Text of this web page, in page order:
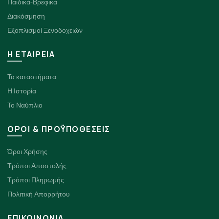
Παιδικά-Βρεφικά
Διακόσμηση
Εξοπλισμοί Ξενοδοχειών
H ΕΤΑΙΡΕΙΑ
Τα καταστήματα
Η Ιστορία
Το Ναύπλιο
ΟΡΟΙ & ΠΡΟΫΠΟΘΕΣΕΙΣ
Όροι Χρήσης
Τρόποι Αποστολής
Τρόποι Πληρωμής
Πολιτική Απορρήτου